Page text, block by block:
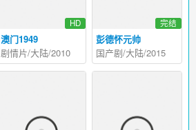
澳门1949
HD
剧情片/大陆/2010
彭德怀元帅
完结
国产剧/大陆/2015